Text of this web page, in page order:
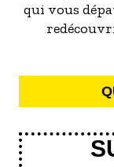
qui vous